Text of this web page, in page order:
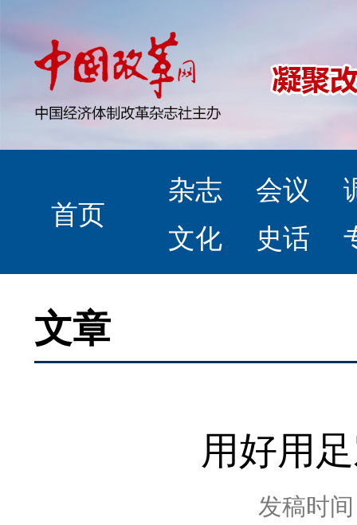
首页
杂志 会议
文化
史话
文章
用好用
发稿时